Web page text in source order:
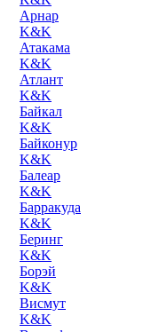
Арнар
K&K
Атакама
K&K
Атлант
K&K
Байкал
K&K
Байконур
K&K
Балеар
K&K
Барракуда
K&K
Беринг
K&K
Борэй
K&K
Висмут
K&K